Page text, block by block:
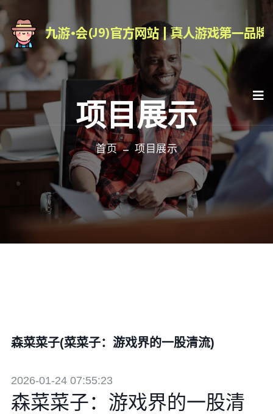
项目展示
首页 项目展示
森菜菜子(菜菜子：游戏界的一股清流)
2026-01-24 07:55:23
森菜菜子：游戏界的一股清